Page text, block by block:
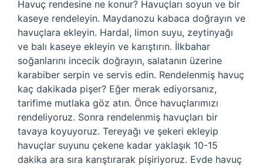
Havuç rendesine ne konur? Havuçları soyun ve bir
kaseye rendeleyin. Maydanozu kabaca doğrayın ve
havuçlara ekleyin. Hardal, limon suyu, zeytinyağı
ve balı kaseye ekleyin ve karıştırın. İlkbahar
soğanlarını incecik doğrayın, salatanın üzerine
karabiber serpin ve servis edin. Rendelenmiş havuç
kaç dakikada pişer? Eğer merak ediyorsanız,
tarifime mutlaka göz atın. Önce havuçlarımızı
rendeliyoruz. Sonra rendelenmiş havuçları bir
tavaya koyuyoruz. Tereyağı ve şekeri ekleyip
havuçlar suyunu çekene kadar yaklaşık 10-15
dakika ara sıra karıştırarak pişiriyoruz. Evde havuç